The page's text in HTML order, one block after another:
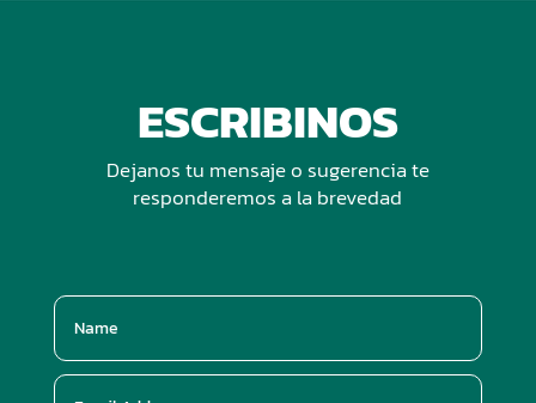
ESCRIBINOS
Dejanos tu mensaje o sugerencia te
responderemos a la brevedad